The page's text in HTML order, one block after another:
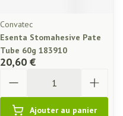
Convatec
Esenta Stomahesive Pate
Tube 60g 183910
20,60 €
Ajouter au panier